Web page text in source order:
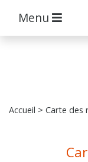
Menu
Accueil > Carte des